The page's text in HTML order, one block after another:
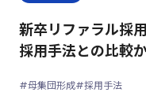
新卒リファラル採
採用手法との比較
#母集団形成#採用手法